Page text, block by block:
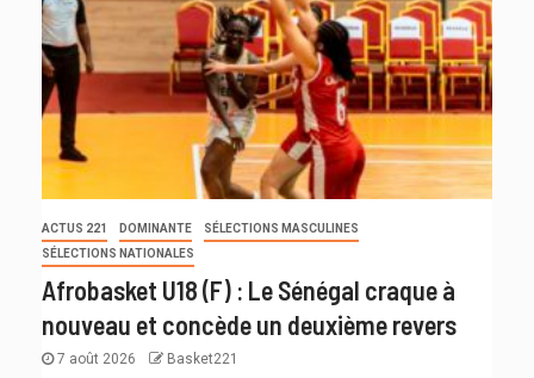
ACTUS 221 DOMINANTE
SÉLECTIONS MASCULINES
SÉLECTIONS NATIONALES
Afrobasket U18 (F) : Le Sénégal craque à
nouveau et concède un deuxième revers
7 août 2026 Basket221